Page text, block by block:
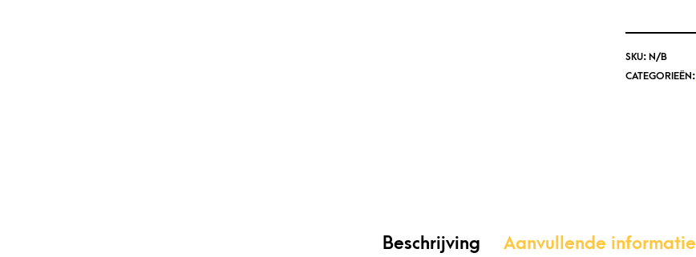
SKU: N/B
CATEGORIEËN:
Beschrijving Aanvullende informatie